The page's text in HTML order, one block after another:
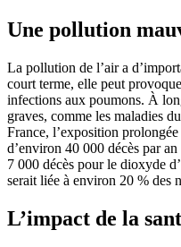
Une pollution
La pollution de l’air a
court terme, elle peut
infections aux poumons. À
graves, comme les maladies
France, l’exposition
d’environ 40 000 décès par
7 000 décès pour le dioxyde
serait liée à environ 20 % des
L’impact de la